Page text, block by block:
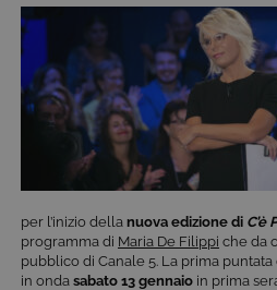
per l’inizio della nuova edizione di C’è
programma di Maria De Filippi che da
pubblico di Canale 5. La prima
in onda sabato 13 gennaio in prima